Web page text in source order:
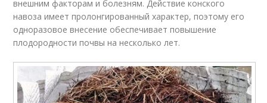
внешним факторам и болезням. Действие конского
навоза имеет пролонгированный характер, поэтому его
одноразовое внесение обеспечивает повышение
плодородности почвы на несколько лет.